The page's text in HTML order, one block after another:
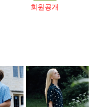
회원공개